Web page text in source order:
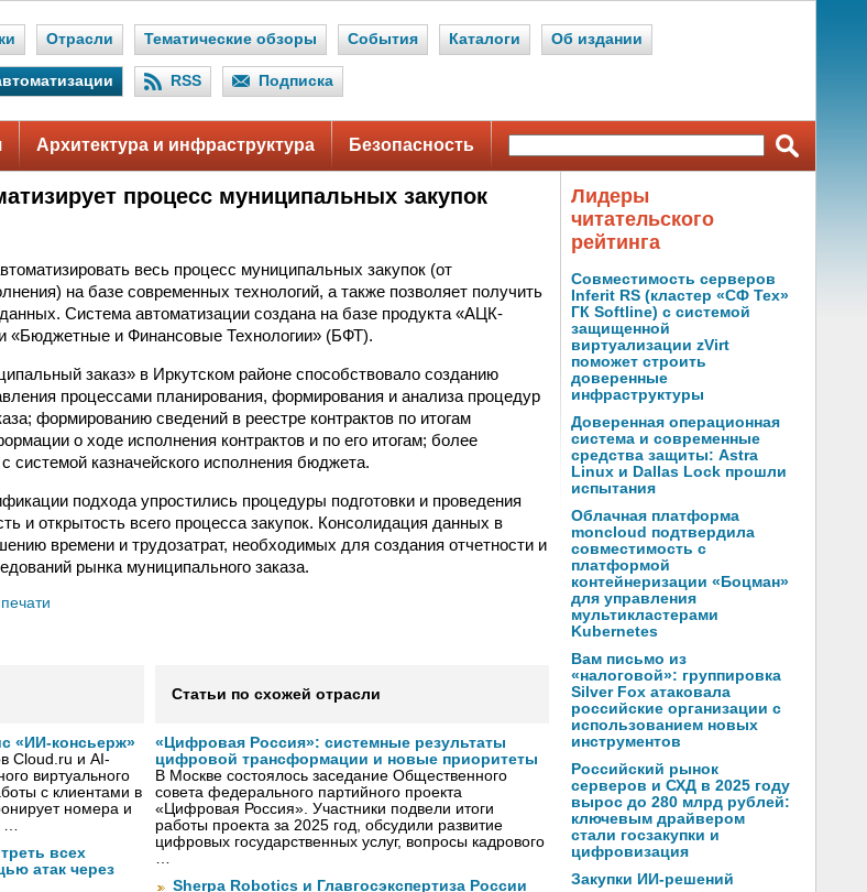
Отрасли Тематические обзоры События Каталоги Об издании
RSS Подписка
Архитектура и инфраструктура Безопасность
процесс муниципальных закупок
весь процесс муниципальных закупок (от
на базе современных технологий, а также позволяет получить
Система автоматизации создана на базе продукта «АЦК-
«Бюджетные и Финансовые Технологии» (БФТ).
заказ» в Иркутском районе способствовало созданию
процессами планирования, формирования и анализа процедур
формированию сведений в реестре контрактов по итогам
о ходе исполнения контрактов и по его итогам; более
казначейского исполнения бюджета.
подхода упростились процедуры подготовки и проведения
и открытость всего процесса закупок. Консолидация данных в
времени и трудозатрат, необходимых для создания отчетности и
рынка муниципального заказа.
«ИИ-консьерж»
Cloud.ru и AI-
виртуального
с клиентами в
номера и
…
всех
атак через
Статьи по схожей отрасли
«Цифровая Россия»: системные результаты
цифровой трансформации и новые приоритеты
В Москве состоялось заседание Общественного
совета федерального партийного проекта
«Цифровая Россия». Участники подвели итоги
работы проекта за 2025 год, обсудили развитие
цифровых государственных услуг, вопросы кадрового
…
Sherpa Robotics и Главгосэкспертиза России
Лидеры
читательского
рейтинга
Совместимость серверов
Inferit RS (кластер «СФ Тех»
ГК Softline) с системой
защищенной
виртуализации zVirt
поможет строить
доверенные
инфраструктуры
Доверенная операционная
система и современные
средства защиты: Astra
Linux и Dallas Lock прошли
испытания
Облачная платформа
moncloud подтвердила
совместимость с
платформой
контейнеризации «Боцман»
для управления
мультикластерами
Kubernetes
Вам письмо из
«налоговой»: группировка
Silver Fox атаковала
российские организации с
использованием новых
инструментов
Российский рынок
серверов и СХД в 2025 году
вырос до 280 млрд рублей:
ключевым драйвером
стали госзакупки и
цифровизация
Закупки ИИ-решений